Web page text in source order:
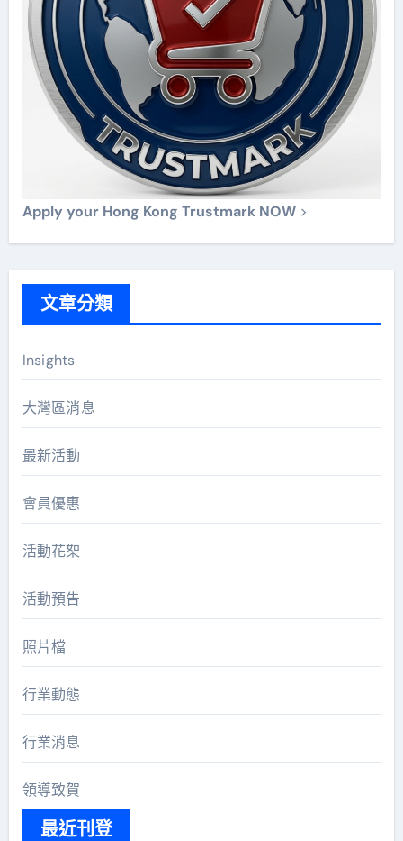
Apply your Hong Kong Trustmark NOW>
文章分類
Insights
大灣區消息
最新活動
會員優惠
活動花桇
活動預告
照片檔
行業動態
行業消息
領導致賀
最近刊登